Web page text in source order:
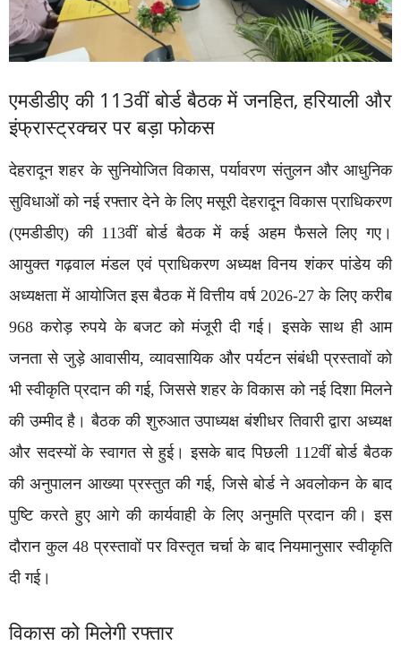
एमडीडीए की 113वीं बोर्ड बैठक में जनहित, हरियाली और
इंफ्रास्ट्रक्चर पर बड़ा फोकस
देहरादून शहर के सुनियोजित विकास, पर्यावरण संतुलन और आधुनिक
सुविधाओं को नई रफ्तार देने के लिए मसूरी देहरादून विकास प्राधिकरण
(एमडीडीए) की 113वीं बोर्ड बैठक में कई अहम फैसले लिए गए।
आयुक्त गढ़वाल मंडल एवं प्राधिकरण अध्यक्ष विनय शंकर पांडेय की
अध्यक्षता में आयोजित इस बैठक में वित्तीय वर्ष 2026-27 के लिए करीब
968 करोड़ रुपये के बजट को मंजूरी दी गई। इसके साथ ही आम
जनता से जुड़े आवासीय, व्यावसायिक और पर्यटन संबंधी प्रस्तावों को
भी स्वीकृति प्रदान की गई, जिससे शहर के विकास को नई दिशा मिलने
की उम्मीद है। बैठक की शुरुआत उपाध्यक्ष बंशीधर तिवारी द्वारा अध्यक्ष
और सदस्यों के स्वागत से हुई। इसके बाद पिछली 112वीं बोर्ड बैठक
की अनुपालन आख्या प्रस्तुत की गई, जिसे बोर्ड ने अवलोकन के बाद
पुष्टि करते हुए आगे की कार्यवाही के लिए अनुमति प्रदान की। इस
दौरान कुल 48 प्रस्तावों पर विस्तृत चर्चा के बाद नियमानुसार स्वीकृति
दी गई।
विकास को मिलेगी रफ्तार